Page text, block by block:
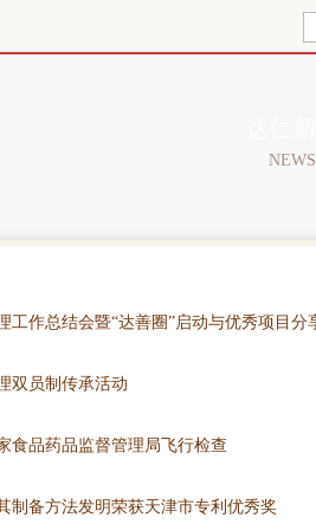
NEWS
双员制传承活动
食品药品监督管理局飞行检查
制备方法发明荣获天津市专利优秀奖